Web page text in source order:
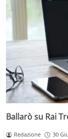
Ballarò su Rai
Redazione 30